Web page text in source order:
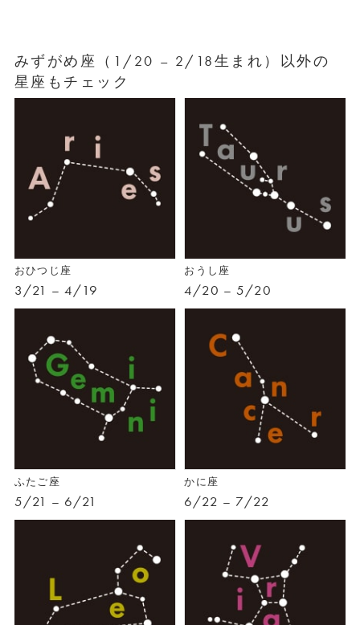
みずがめ座（1/20 – 2/18生まれ）以外の
星座もチェック
おひつじ座
3/21 – 4/19
おうし座
4/20 – 5/20
ふたご座
5/21 – 6/21
かに座
6/22 – 7/22